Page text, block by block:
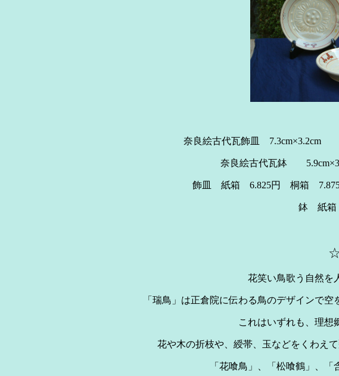
奈良絵古代瓦飾
奈良絵
飾皿 紙箱
鉢
花笑い鳥歌う自然を
「瑞鳥」は正倉院に伝わる鳥のデザインで
これはいずれも、理想
花や木の折枝や、綬帯、玉などをくわえ
「花喰鳥」、「松喰鶴」、